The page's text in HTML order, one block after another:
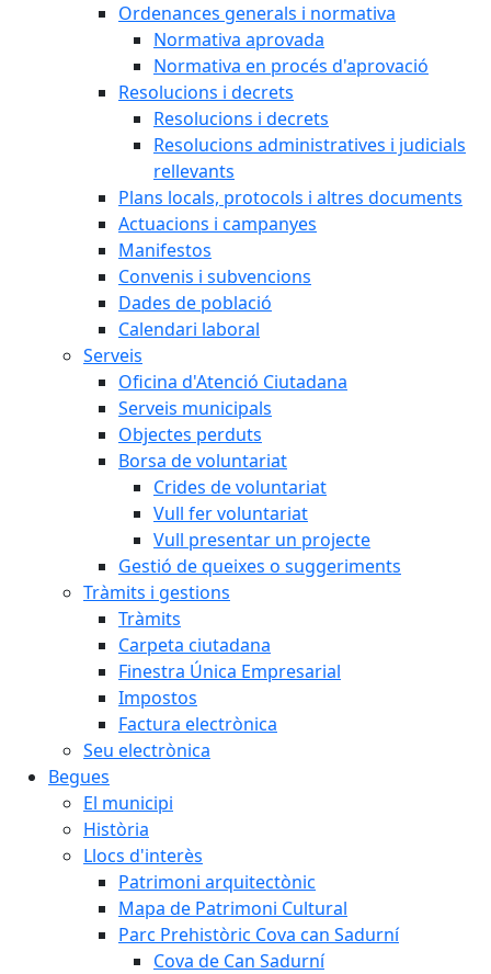
Ordenances generals i normativa
Normativa aprovada
Normativa en procés d'aprovació
Resolucions i decrets
Resolucions i decrets
Resolucions administratives i judicials
rellevants
Plans locals, protocols i altres documents
Actuacions i campanyes
Manifestos
Convenis i subvencions
Dades de població
Calendari laboral
Serveis
Oficina d'Atenció Ciutadana
Serveis municipals
Objectes perduts
Borsa de voluntariat
Crides de voluntariat
Vull fer voluntariat
Vull presentar un projecte
Gestió de queixes o suggeriments
Tràmits i gestions
Tràmits
Carpeta ciutadana
Finestra Única Empresarial
Impostos
Factura electrònica
Seu electrònica
Begues
El municipi
Història
Llocs d'interès
Patrimoni arquitectònic
Mapa de Patrimoni Cultural
Parc Prehistòric Cova can Sadurní
Cova de Can Sadurní